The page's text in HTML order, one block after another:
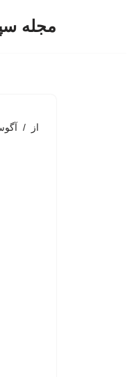
مجله
از آگوست